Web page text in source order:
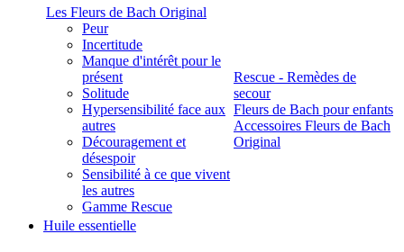
Les Fleurs de Bach Original
Peur
Incertitude
Manque d'intérêt pour le
présent
Solitude
Hypersensibilité face aux
autres
Découragement et
désespoir
Sensibilité à ce que vivent
les autres
Gamme Rescue
Rescue - Remèdes de
secour
Fleurs de Bach pour enfants
Accessoires Fleurs de Bach
Original
Huile essentielle